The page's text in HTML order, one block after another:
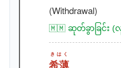
(Withdrawal)
🇲🇲 ဆုတ်ခွာခြင်း (လု
希薄
きはく